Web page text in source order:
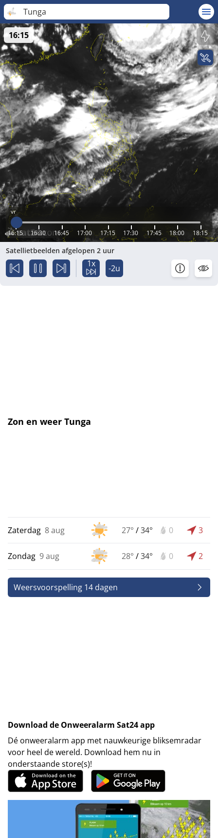
Tunga
vr
16:15 16:30 16:45 17:00 17:15 17:30 17:45 18:00 18:15
16:15
Satellietbeelden afgelopen 2 uur
1x -2u
Zon en weer Tunga
Zaterdag 8 aug 27° /34° 0 3
Zondag 9 aug 28° /34° 0 2
Weersvoorspelling 14 dagen
Download de Onweeralarm Sat24 app
Dé onweeralarm app met nauwkeurige bliksemradar
voor heel de wereld. Download hem nu in
onderstaande store(s)!